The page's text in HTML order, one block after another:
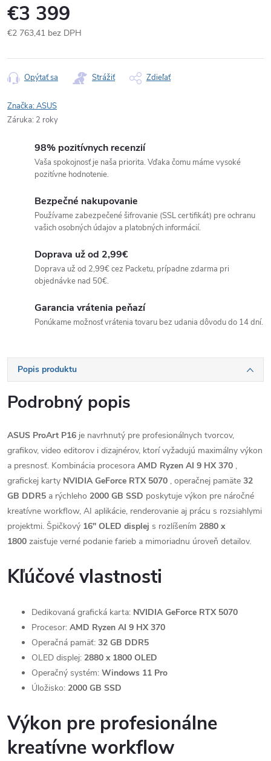
€3 399
€2 763,41 bez DPH
cena:
Opýtať sa Strážiť Zdieľať
Značka:ASUS
Záruka: 2 roky
98% pozitívnych recenzií
Vaša spokojnosť je naša priorita. Vďaka čomu máme vysoké
pozitívne hodnotenie.
Bezpečné nakupovanie
Používame zabezpečené šifrovanie (SSL certifikát) pre ochranu
vašich osobných údajov a platobných informácií.
Doprava už od 2,99€
Doprava už od 2,99€ cez Packetu, prípadne zdarma pri
objednávke nad 50€.
Garancia vrátenia peňazí
Ponúkame možnosť vrátenia tovaru bez udania dôvodu do 14 dní.
Popis produktu
Podrobný popis
ASUS ProArt P16 je navrhnutý pre profesionálnych tvorcov,
grafikov, video editorov i dizajnérov, ktorí vyžadujú maximálny výkon
a presnosť. Kombinácia procesora AMD Ryzen AI 9 HX 370 ,
grafickej karty NVIDIA GeForce RTX 5070 , operačnej pamäte 32
GB DDR5 a rýchleho 2000 GB SSD poskytuje výkon pre náročné
kreatívne workflow, AI aplikácie, renderovanie aj prácu s rozsiahlymi
projektmi. Špičkový 16" OLED displej s rozlíšením 2880 x
1800 zaisťuje verné podanie farieb a mimoriadnu úroveň detailov.
Kľúčové vlastnosti
Dedikovaná grafická karta: NVIDIA GeForce RTX 5070
Procesor: AMD Ryzen AI 9 HX 370
Operačná pamäť: 32 GB DDR5
OLED displej: 2880 x 1800 OLED
Operačný systém: Windows 11 Pro
Úložisko: 2000 GB SSD
Výkon pre profesionálne
kreatívne workflow